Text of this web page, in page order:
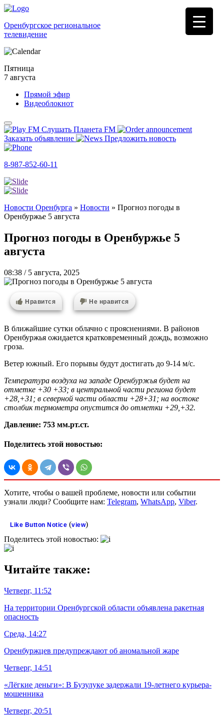
Оренбургское региональное
телевидение
Пятница
7 августа
Прямой эфир
Видеоблокнот
Слушать Планета FM
Заказать объявление
Предложить новость
8-987-852-60-11
Новости Оренбурга » Новости » Прогноз погоды в
Оренбуржье 5 августа
Прогноз погоды в Оренбуржье 5
августа
08:38 / 5 августа, 2025
Нравится Не нравится
В ближайшие сутки облачно с прояснениями. В районов
Оренбуржья ожидается кратковременный дождь, возможно
гроза.
Ветер южный. Его порывы будут достигать до 9-14 м/с.
Температура воздуха на западе Оренбуржья будет на
отметке +30 +33; в центральной части региона будет
+28,+31; в северной части области +28+31; на востоке
столбик термометра опустится до отметки +29,+32.
Давление: 753 мм.рт.ст.
Поделитесь этой новостью:
Хотите, чтобы о вашей проблеме, новости или событии
узнали люди? Сообщите нам: Telegram, WhatsApp, Viber.
Like Button Notice (view)
Поделитесь этой новостью:
Читайте также:
Четверг, 11:52
На территории Оренбургской области объявлена ракетная
опасность
Среда, 14:27
Оренбуржцев предупреждают об аномальной жаре
Четверг, 14:51
«Лёгкие деньги»: В Бузулуке задержали 19-летнего курьера-
мошенника
Четверг, 20:51